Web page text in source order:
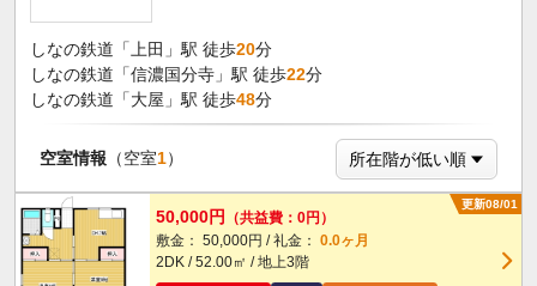
しなの鉄道「上田」駅 徒歩20分
しなの鉄道「信濃国分寺」駅 徒歩22分
しなの鉄道「大屋」駅 徒歩48分
空室情報 （空室1）
更新08/01
50,000円
（共益費：0円）
敷金： 50,000円 / 礼金： 0.0ヶ月
2DK / 52.00㎡ / 地上3階